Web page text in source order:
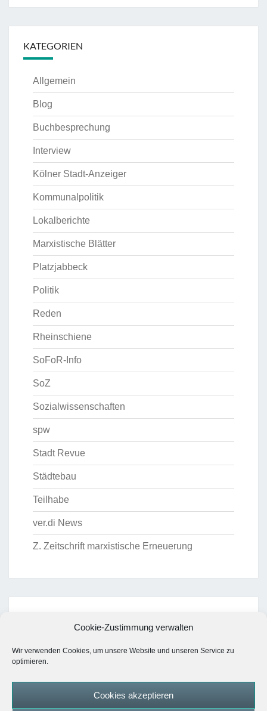
Cookie-Zustimmung verwalten
Wir verwenden Cookies, um unsere Website und unseren Service zu
optimieren.
Cookies akzeptieren
KATEGORIEN
Allgemein
Blog
Buchbesprechung
Interview
Kölner Stadt-Anzeiger
Kommunalpolitik
Lokalberichte
Marxistische Blätter
Platzjabbeck
Politik
Reden
Rheinschiene
SoFoR-Info
SoZ
Sozialwissenschaften
spw
Stadt Revue
Städtebau
Teilhabe
ver.di News
Z. Zeitschrift marxistische Erneuerung
Archiv